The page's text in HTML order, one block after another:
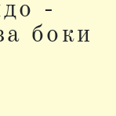
-
боки